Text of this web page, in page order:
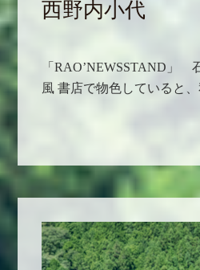
西野内小代
「RAO’NEWSSTAND」
風 書店で物色していると